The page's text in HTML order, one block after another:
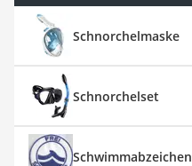
Schnorchelmaske
Schnorchelset
Schwimmabzeichen